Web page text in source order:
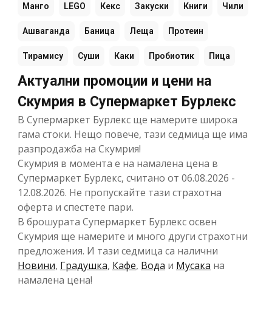
Манго LEGO Кекс Закуски Книги Чили
Ашваганда Баница Леща Протеин
Тирамису Суши Каки Пробиотик Пица
Актуални промоции и цени на
Скумрия в Супермаркет Бурлекс
В Супермаркет Бурлекс ще намерите широка
гама стоки. Нещо повече, тази седмица ще има
разпродажба на Скумрия!
Скумрия в момента е на намалена цена в
Супермаркет Бурлекс, считано от 06.08.2026 -
12.08.2026. Не пропускайте тази страхотна
оферта и спестете пари.
В брошурата Супермаркет Бурлекс освен
Скумрия ще намерите и много други страхотни
предложения. И тази седмица са налични
Новини, Градушка, Кафе, Вода и Мусака на
намалена цена!